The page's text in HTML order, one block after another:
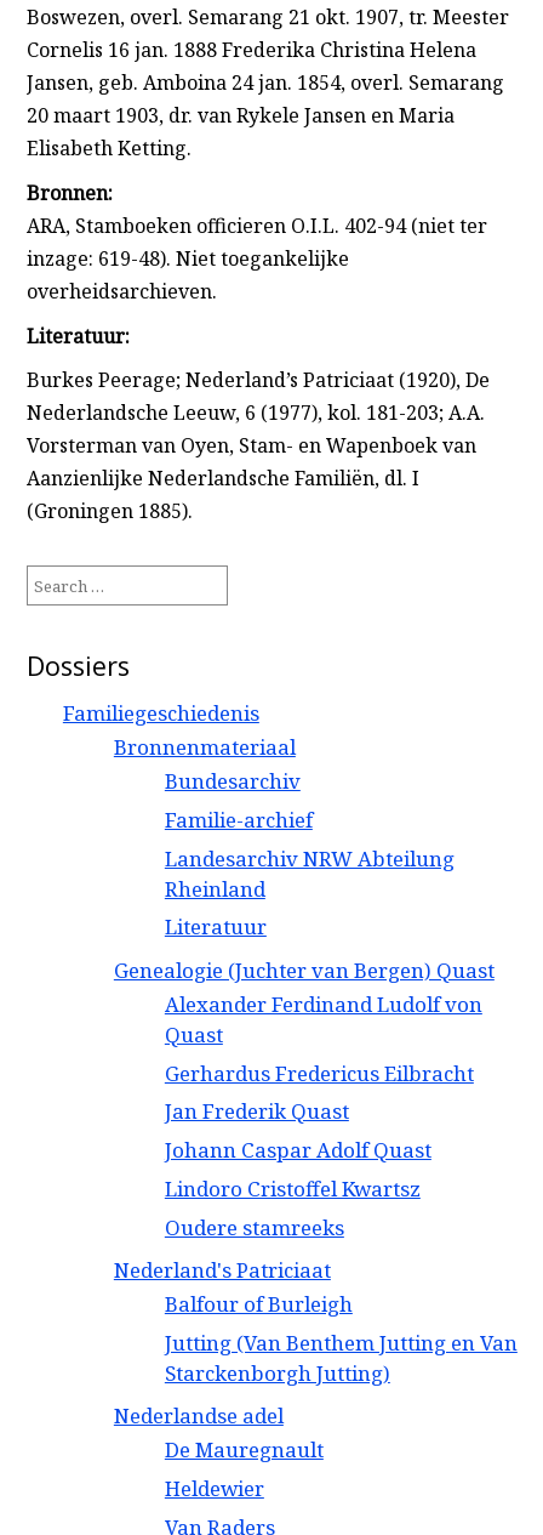
Boswezen, overl. Semarang 21 okt. 1907, tr. Meester
Cornelis 16 jan. 1888 Frederika Christina Helena
Jansen, geb. Amboina 24 jan. 1854, overl. Semarang
20 maart 1903, dr. van Rykele Jansen en Maria
Elisabeth Ketting.
Bronnen:
ARA, Stamboeken officieren O.I.L. 402-94 (niet ter
inzage: 619-48). Niet toegankelijke
overheidsarchieven.
Literatuur:
Burkes Peerage; Nederland’s Patriciaat (1920), De
Nederlandsche Leeuw, 6 (1977), kol. 181-203; A.A.
Vorsterman van Oyen, Stam- en Wapenboek van
Aanzienlijke Nederlandsche Familiën, dl. I
(Groningen 1885).
for:
Dossiers
Familiegeschiedenis
Bronnenmateriaal
Bundesarchiv
Familie-archief
Landesarchiv NRW Abteilung
Rheinland
Literatuur
Genealogie (Juchter van Bergen) Quast
Alexander Ferdinand Ludolf von
Quast
Gerhardus Fredericus Eilbracht
Jan Frederik Quast
Johann Caspar Adolf Quast
Lindoro Cristoffel Kwartsz
Oudere stamreeks
Nederland's Patriciaat
Balfour of Burleigh
Jutting (Van Benthem Jutting en Van
Starckenborgh Jutting)
Nederlandse adel
De Mauregnault
Heldewier
Van Raders